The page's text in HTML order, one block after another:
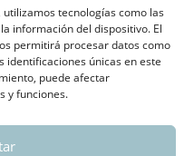
tecnologías como las
información del dispositivo. El
permitirá procesar datos como
identificaciones únicas en este
puede afectar
y funciones.